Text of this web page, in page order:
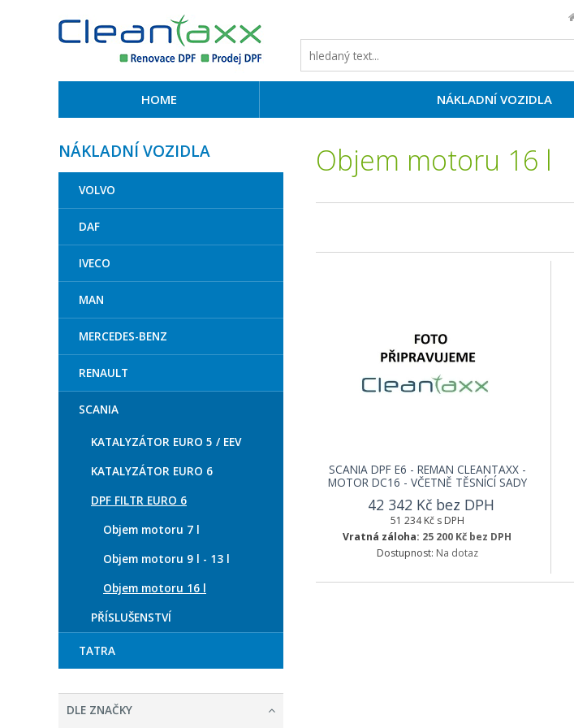
HOME NÁKLADNÍ VOZIDLA
Objem motoru 16 l
SCANIA DPF E6 - REMAN CLEANTAXX -
MOTOR DC16 - VČETNĚ TĚSNÍCÍ SADY
42 342 Kč bez DPH
51 234 Kč s DPH
Vratná záloha: 25 200 Kč bez DPH
Dostupnost: Na dotaz
NÁKLADNÍ VOZIDLA
VOLVO
DAF
IVECO
MAN
MERCEDES-BENZ
RENAULT
SCANIA
KATALYZÁTOR EURO 5 / EEV
KATALYZÁTOR EURO 6
DPF FILTR EURO 6
Objem motoru 7 l
Objem motoru 9 l - 13 l
Objem motoru 16 l
PŘÍSLUŠENSTVÍ
TATRA
DLE ZNAČKY